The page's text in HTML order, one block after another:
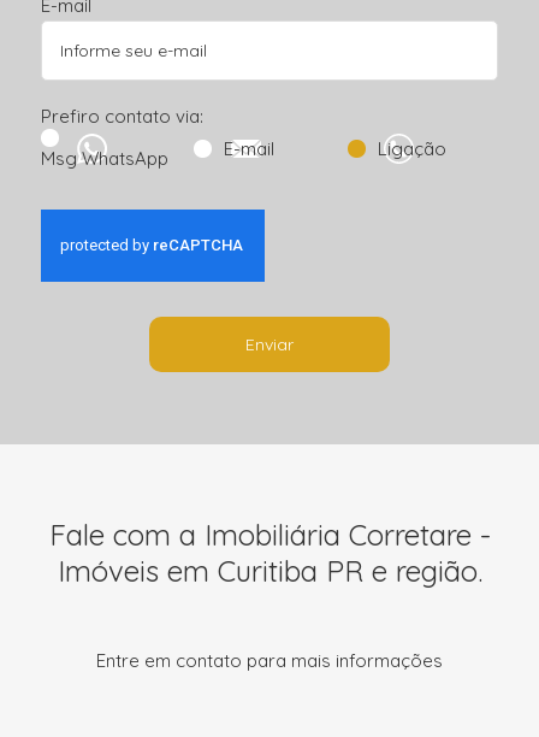
E-mail
Prefiro contato via:
Msg WhatsApp
E-mail Ligação
Enviar
Fale com a Imobiliária Corretare -
Imóveis em Curitiba PR e região.
Entre em contato para mais informações